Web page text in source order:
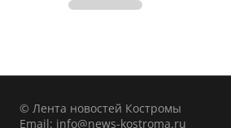
© Лента новостей Костромы
Email: info@news-kostroma.ru